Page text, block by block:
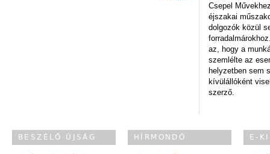
Csepel
éjszakai
dolgozók közül
az, hogy a
szemlélte az
helyzetben sem
kívülállóként
szerző.
BESZÉLŐ ÚJSÁG HÍRMONDÓ E-